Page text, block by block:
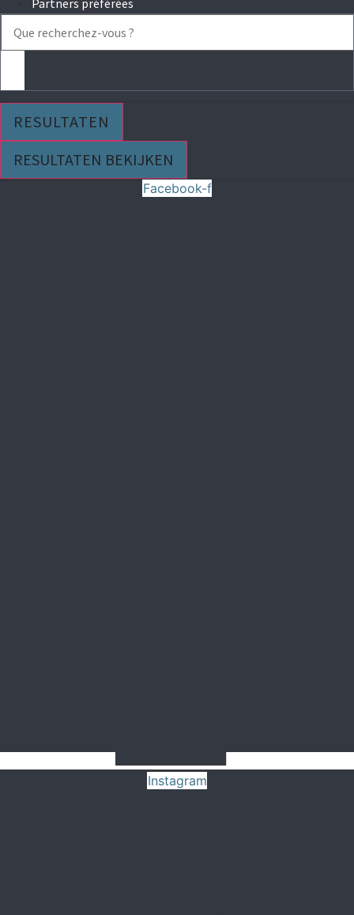
Partners préférées
RESULTATEN
RESULTATEN BEKIJKEN
Facebook-f
Instagram